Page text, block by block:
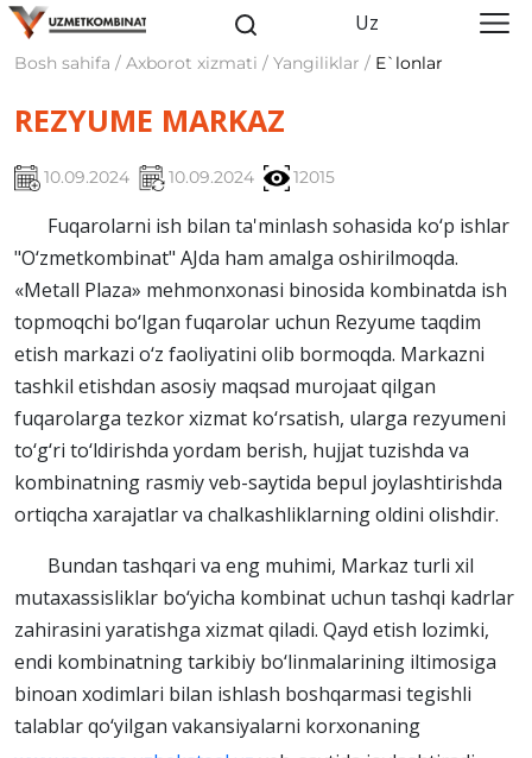
Uz
Bosh sahifa / Axborot xizmati / Yangiliklar / E`lonlar
REZYUME MARKAZ
10.09.2024 10.09.2024 12015
Fuqarolarni ish bilan ta'minlash sohasida ko‘p ishlar
"O‘zmetkombinat" AJda ham amalga oshirilmoqda.
«Metall Plaza» mehmonxonasi binosida kombinatda ish
topmoqchi bo‘lgan fuqarolar uchun Rezyume taqdim
etish markazi o‘z faoliyatini olib bormoqda. Markazni
tashkil etishdan asosiy maqsad murojaat qilgan
fuqarolarga tezkor xizmat ko‘rsatish, ularga rezyumeni
to‘g‘ri to‘ldirishda yordam berish, hujjat tuzishda va
kombinatning rasmiy veb-saytida bepul joylashtirishda
ortiqcha xarajatlar va chalkashliklarning oldini olishdir.
Bundan tashqari va eng muhimi, Markaz turli xil
mutaxassisliklar bo‘yicha kombinat uchun tashqi kadrlar
zahirasini yaratishga xizmat qiladi. Qayd etish lozimki,
endi kombinatning tarkibiy bo‘linmalarining iltimosiga
binoan xodimlari bilan ishlash boshqarmasi tegishli
talablar qo‘yilgan vakansiyalarni korxonaning